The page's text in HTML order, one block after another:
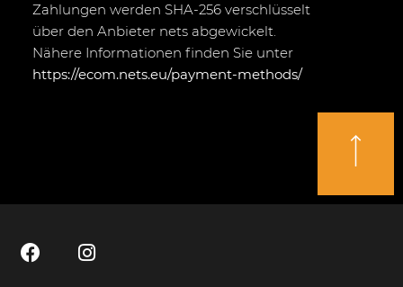
Zahlungen werden SHA-256 verschlüsselt
über den Anbieter nets abgewickelt.
Nähere Informationen finden Sie unter
https://ecom.nets.eu/payment-methods/